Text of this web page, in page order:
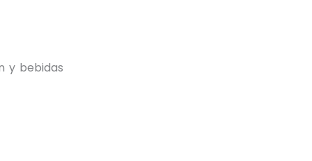
y bebidas